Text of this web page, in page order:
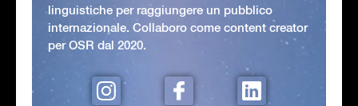
linguistiche per raggiungere un pubblico
internazionale. Collaboro come content creator
per OSR dal 2020.